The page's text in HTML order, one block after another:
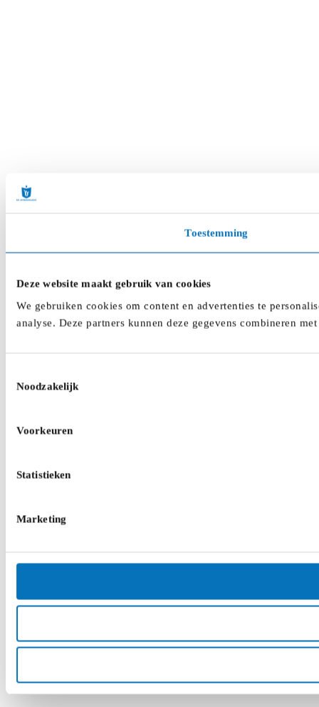
Toestemming
Deze website maakt gebruik van cookies
We gebruiken cookies om content en advertenties te
analyse. Deze partners kunnen deze gegevens combineren
Noodzakelijk
Voorkeuren
Statistieken
Marketing